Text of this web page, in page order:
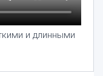
и длинными